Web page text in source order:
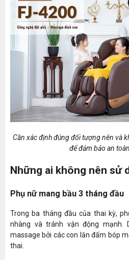
Cần xác định đúng đối tượng nên và
để đảm bảo an
Những ai không nên sử
Phụ nữ mang bầu 3 tháng đầu
Trong ba tháng đầu của thai kỳ,
nhàng và tránh vận động mạnh.
massage bởi các con lăn đấm bóp
thai.